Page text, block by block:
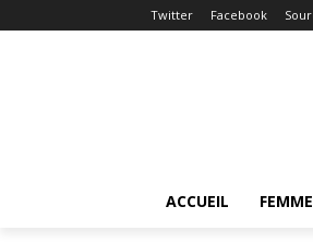
Twitter Facebook
ACCUEIL